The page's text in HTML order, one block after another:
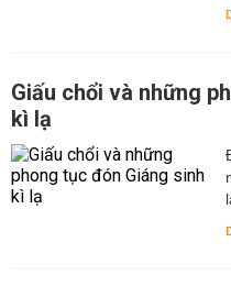
Giấu chổi và những
kì lạ